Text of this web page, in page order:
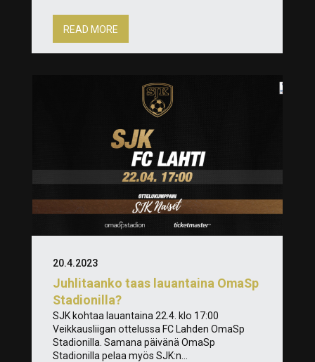
READ MORE
Juhlitaanko taas lauantaina OmaSp
Stadionilla?
20.4.2023
SJK kohtaa lauantaina 22.4. klo 17:00
Veikkausliigan ottelussa FC Lahden OmaSp
Stadionilla. Samana päivänä OmaSp
Stadionilla pelaa myös SJK:n...